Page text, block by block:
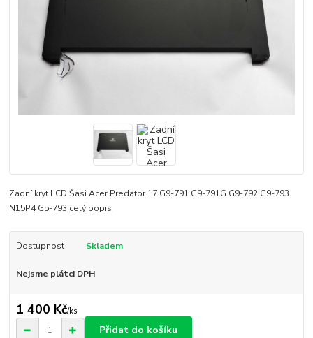
Zadní kryt LCD Šasi Acer Predator 17 G9-791 G9-791G G9-792 G9-793
N15P4 G5-793 celý popis
Dostupnost Skladem
Nejsme plátci DPH
1 400 Kč/ks
Přidat do košíku